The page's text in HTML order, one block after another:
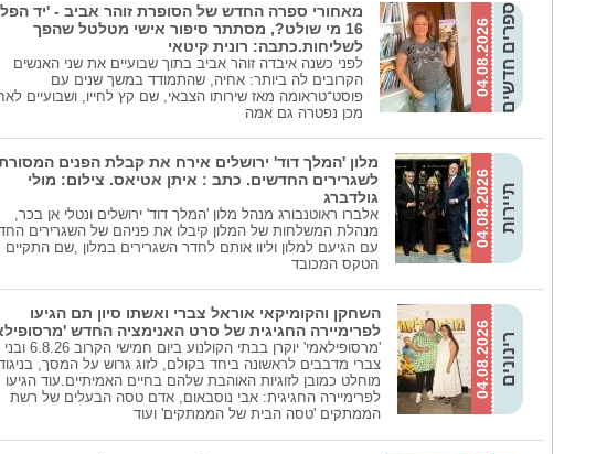
04.08.2026ספרים חדשים
מאחורי ספרה החדש של הסופרת זוהר אביב - 'יד
16 מי שולט?, מסתתר סיפור אישי מטלטל שהפך
לשליחות.כתבה: רונית קיטאי
לפני כשנה איבדה זוהר אביב בתוך שבועיים את שני האנשים
הקרובים לה ביותר: אחיה, שהתמודד במשך שנים עם
פוסט־טראומה מאז שירותו הצבאי, שם קץ לחייו, ושבועיים
מכן נפטרה גם אמה
04.08.2026 תיירות
מלון 'המלך דוד' ירושלים אירח את קבלת הפנים
לשגרירים החדשים. כתב : איתן אטיאס. צילום: מולי
גולדברג
אלברו ראוטנבורג מנהל מלון 'המלך דוד' ירושלים ונטלי אן בכר,
מנהלת המשלחות של המלון קיבלו את פניהם של השגרירים
עם הגיעם למלון וליוו אותם לחדר השגרירים במלון ,שם התקיים
הטקס המכובד
04.08.2026 רינונים
השחקן והקומיקאי אוראל צברי ואשתו סיון תם הגיעו
לפרימיירה החגיגית של סרט האנימציה החדש
'מרסופילאמי' יוקרן בבתי
צברי מדבבים לראשונה ביחד בקולם, לזוג גרוש על המסך,
מוחלט כמובן לזוגיות האוהבת שלהם בחיים האמיתיים.עוד הגיעו
לפרימיירה החגיגית: אבי נוסבאום, אדם טסה הבעלים של רשת
הממתקים 'טסה הבית של הממתקים' ועוד